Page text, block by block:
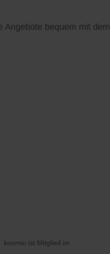
Angebote bequem mit dem
koomio ist Mitglied im